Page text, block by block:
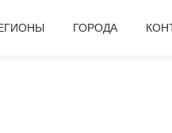
ГОРОДА